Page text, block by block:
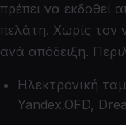
πρέπει να εκδοθεί
πελάτη. Χωρίς τον
ανά απόδειξη.
Ηλεκτρονική
Yandex.OFD,